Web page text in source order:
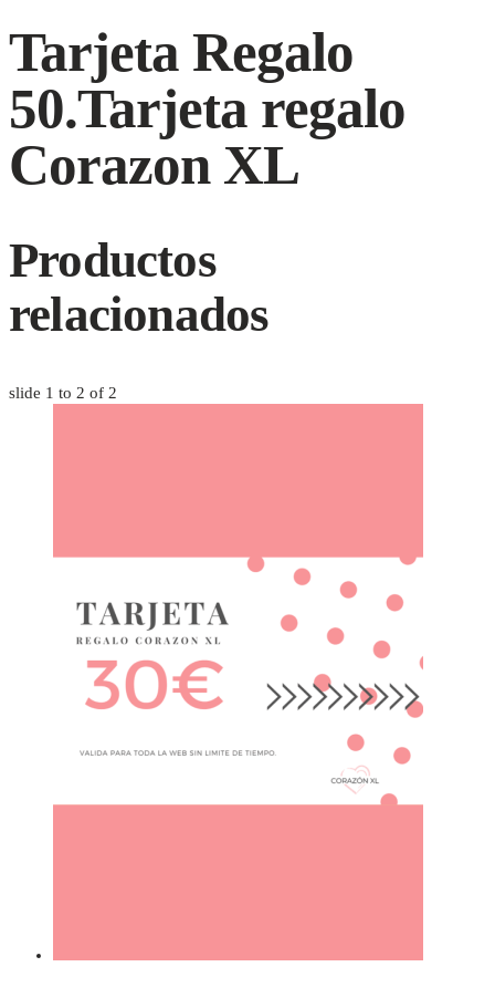
Tarjeta Regalo
50.Tarjeta regalo
Corazon XL
Productos
relacionados
slide 1 to 2 of 2